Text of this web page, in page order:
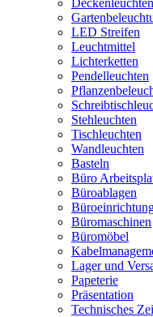
Deckenleuchten
LED Streifen
Leuchtmittel
Lichterketten
Pendelleuchten
Stehleuchten
Tischleuchten
Wandleuchten
Basteln
Büro
Büroablagen
Büromaschinen
Büromöbel
Lager und
Papeterie
Präsentation
Technisches